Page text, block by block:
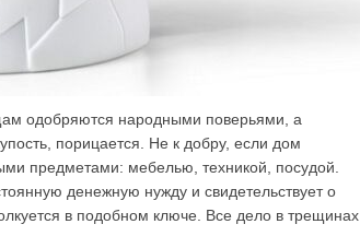
одобряются народными поверьями, а
порицается. Не к добру, если дом
предметами: мебелью, техникой, посудой.
денежную нужду и свидетельствует о
в подобном ключе. Все дело в трещинах